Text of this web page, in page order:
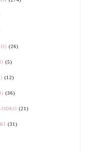
(26)
(5)
(12)
(36)
(21)
(31)